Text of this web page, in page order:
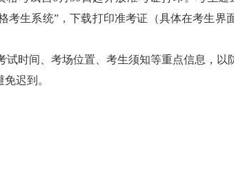
考生系统”，下载打印准考证（具体在考生界
时间、考场位置、考生须知等重点信息，以
免迟到。